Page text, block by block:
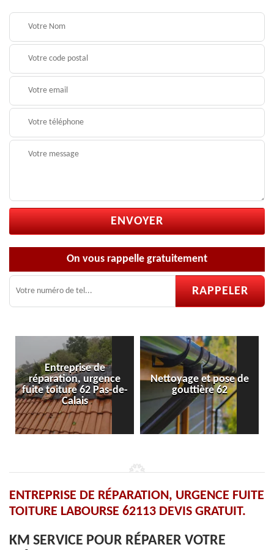
On vous rappelle gratuitement
Entreprise de
réparation, urgence
fuite toiture 62 Pas-de-
Calais
Nettoyage et pose de
gouttière 62
ENTREPRISE DE RÉPARATION, URGENCE FUITE
TOITURE LABOURSE 62113 DEVIS GRATUIT.
KM SERVICE POUR RÉPARER VOTRE